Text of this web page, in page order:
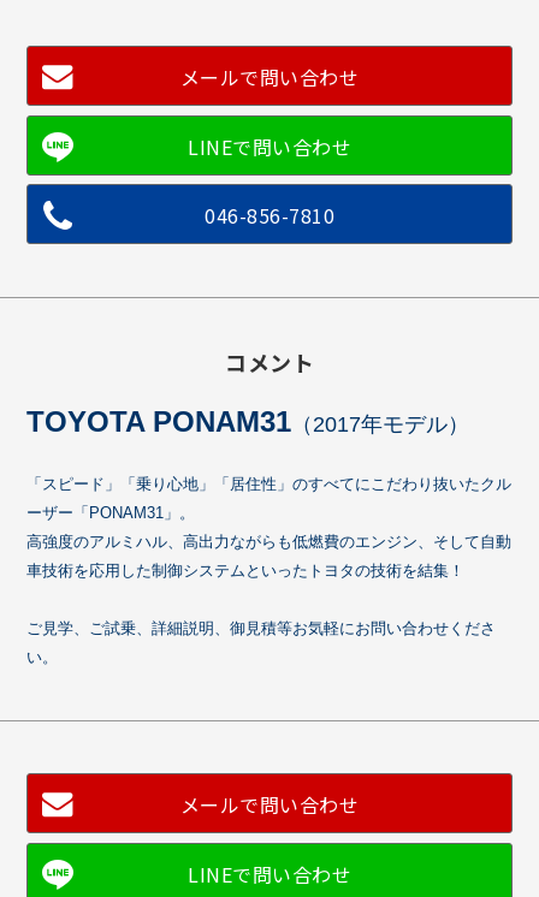
メールで問い合わせ
046-856-7810
コメント
TOYOTA PONAM31 （2017年モデル）
「スピード」「乗り心地」「居住性」のすべてにこだわり抜いたクル
ーザー「PONAM31」。
高強度のアルミハル、高出力ながらも低燃費のエンジン、そして自動
車技術を応用した制御システムといったトヨタの技術を結集 ！
ご見学、ご試乗、詳細説明、御見積等お気軽にお問い合わせくださ
い。
メールで問い合わせ